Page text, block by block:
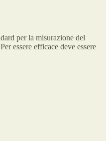
per la misurazione del
essere efficace deve essere